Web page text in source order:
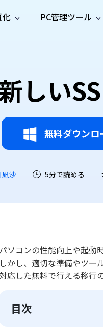
WhatsApp データ復元
WhatsAppのデータを復元
化
動画修
復
音声修
復
PC管理ツール
ファイルを検出・削除
Cleamio
新製
を徹底クリーンアップ＆最適化
ーザーガイドセンター
い方ガイド
ントと対処法
しい
無料ダウンロ
凪沙 5分で読める
パソコンの性能向上や起動
しかし、適切な準備やツー
対応した無料で行える移行
目次